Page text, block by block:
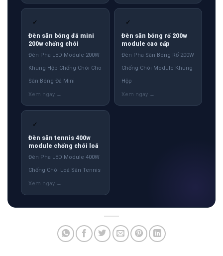
✓
Đèn sân bóng đá mini
200w chống chói
Đèn Pha LED Module 200W
Khung Hộp Chống Chói Cho
Sân Bóng Đá Mini
✓
Đèn sân bóng rổ 200w
module cao cấp
Đèn Pha Sân Bóng Rổ 200W
Chống Chói Module Khung
Hộp
✓
Đèn sân tennis 400w
module chống chói loá
Đèn Pha LED Module 400W
Chống Chói Loá Sân Tennis